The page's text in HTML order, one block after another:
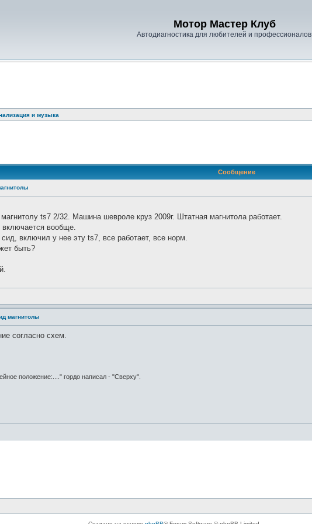
Мотор Мастер Клуб
Автодиагностика для любителей и профессионалов
и музыка
Сообщение
ts7 2/32. Машина шевроле круз 2009г. Штатная магнитола работает.
вообще.
включил у нее эту ts7, все работает, все норм.
быть?
магнитолы
согласно схем.
положение:...." гордо написал - "Сверху".